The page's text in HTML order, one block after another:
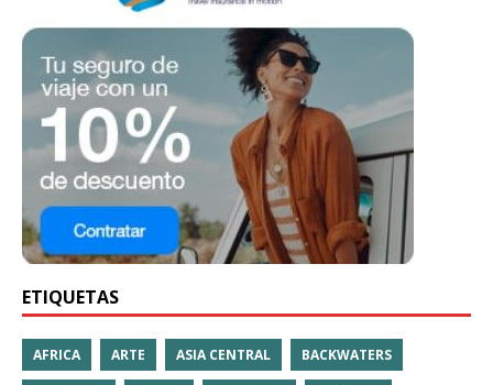
ETIQUETAS
AFRICA ARTE ASIA CENTRAL BACKWATERS